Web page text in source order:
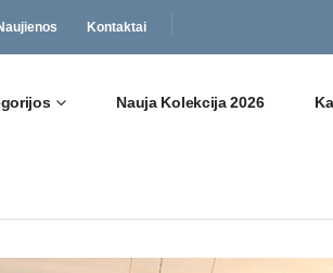
Kontaktai
Nauja Kolekcija 2026